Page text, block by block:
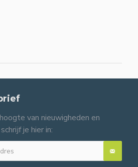
van nieuwigheden en
je hier in: